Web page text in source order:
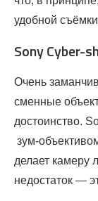
удобной
Sony Cyber-
Очень
сменные
достоинство.
зум-
делает камеру
недостаток —